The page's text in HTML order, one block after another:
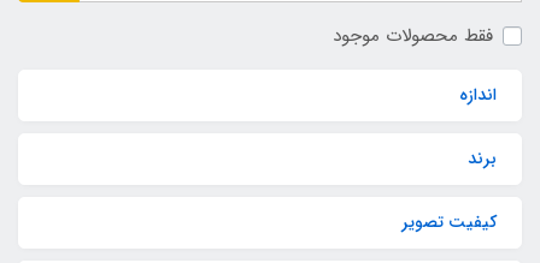
فقط محصولات موجود
اندازه
برند
کیفیت تصویر